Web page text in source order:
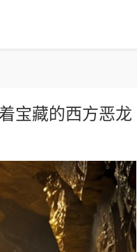
宝藏的西方恶龙